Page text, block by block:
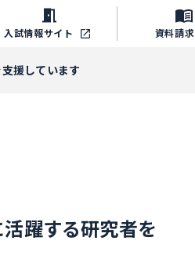
入試情報サイト 資料請求
援しています
躍する研究者を